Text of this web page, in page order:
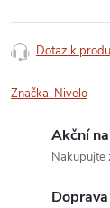
Dotaz k
Značka: Nivelo
Akční
Nakupujte